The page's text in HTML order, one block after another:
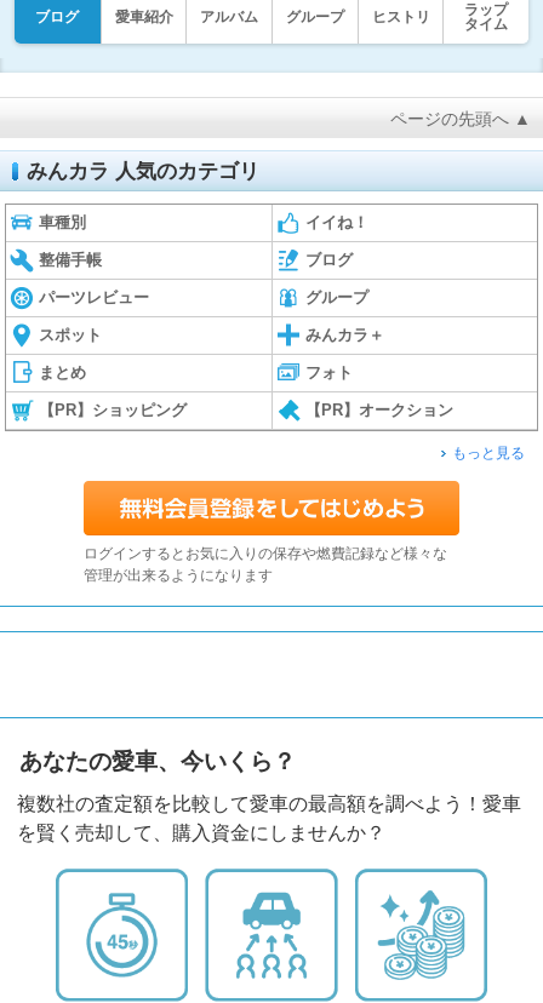
ブログ 愛車紹介 アルバム グループ ヒストリ
ラップ
タイム
ページの先頭へ ▲
みんカラ 人気のカテゴリ
車種別 イイね！
整備手帳 ブログ
パーツレビュー グループ
スポット みんカラ＋
まとめ フォト
【PR】ショッピング 【PR】オークション
もっと見る
ログインするとお気に入りの保存や燃費記録など様々な
管理が出来るようになります
あなたの愛車、今いくら？
複数社の査定額を比較して愛車の最高額を調べよう！愛車
を賢く売却して、購入資金にしませんか？